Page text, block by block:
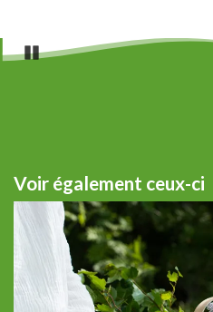
Pause
Voir également ceux-ci